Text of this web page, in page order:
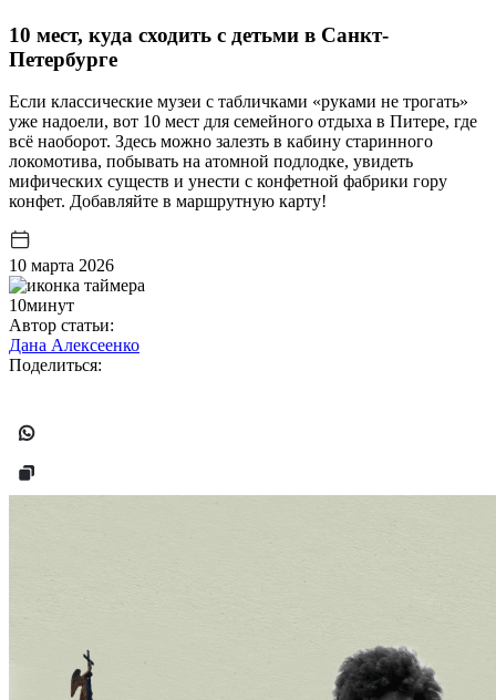
10 мест, куда сходить с детьми в Санкт-
Петербурге
Если классические музеи с табличками «руками не трогать»
уже надоели, вот 10 мест для семейного отдыха в Питере, где
всё наоборот. Здесь можно залезть в кабину старинного
локомотива, побывать на атомной подлодке, увидеть
мифических существ и унести с конфетной фабрики гору
конфет. Добавляйте в маршрутную карту!
10 марта 2026
10минут
Автор статьи:
Дана Алексеенко
Поделиться: